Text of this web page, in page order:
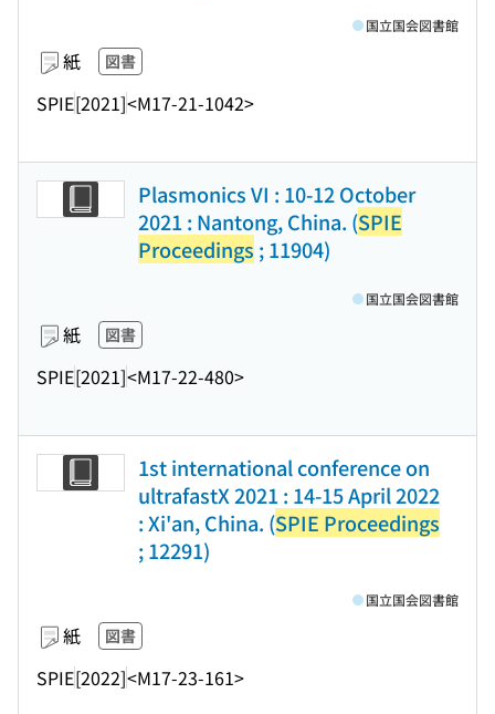
紙 図書
SPIE[2021]<M17-21-1042>
国立国会図書館
Plasmonics VI : 10-12 October
2021 : Nantong, China. (SPIE
Proceedings ; 11904)
紙 図書
SPIE[2021]<M17-22-480>
国立国会図書館
1st international conference on
ultrafastX 2021 : 14-15 April 2022
: Xi'an, China. (SPIE Proceedings
; 12291)
紙 図書
SPIE[2022]<M17-23-161>
国立国会図書館